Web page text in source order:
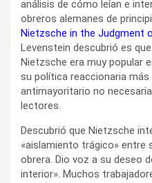
análisis de cómo leían e
obreros alemanes de
Nietzsche in the Judgment
Levenstein descubrió es
Nietzsche era muy popular
su política reaccionaria
antimayoritario no
lectores.
Descubrió que Nietzsche
«aislamiento trágico» entre
obrera. Dio voz a su deseo
interior». Muchos